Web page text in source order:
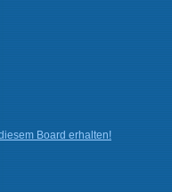
Board erhalten!